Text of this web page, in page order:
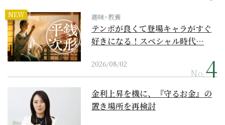
NEW 趣味･教養
テンポが良くて登場キャラがすぐ
好きになる！スペシャル時代…
2026/08/02
No.
金利上昇を機に、『守るお金』の
置き場所を再検討